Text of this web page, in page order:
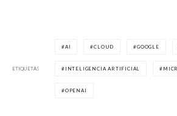
ETIQUETAS
AI CLOUD GOOGLE
INTELIGENCIA ARTIFICIAL
OPENAI